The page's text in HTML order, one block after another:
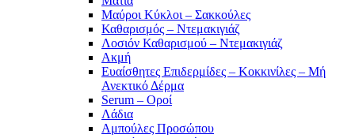
Μαύροι Κύκλοι – Σακκούλες
Καθαρισμός – Ντεμακιγιάζ
Λοσιόν Καθαρισμού – Ντεμακιγιάζ
Ακμή
Ευαίσθητες Επιδερμίδες – Κοκκινίλες – Μή
Ανεκτικό Δέρμα
Serum – Οροί
Λάδια
Αμπούλες Προσώπου